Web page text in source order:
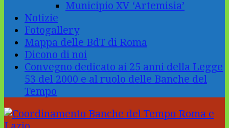
Municipio XV ‘Artemisia’
Notizie
Fotogallery
Mappa delle BdT di Roma
Dicono di noi
Convegno dedicato ai 25 anni della Legge
53 del 2000 e al ruolo delle Banche del
Tempo